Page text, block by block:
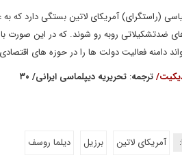
(راستگرای) آمریکای لاتین بستگی دارد که
ضدتشکیلاتی روبه رو شوند. که در این صورت
دامنه فعالیت دولت ها را در حوزه های
/ترجمه: تحریریه دیپلماسی ایرانی/ ۳۰
آمریکای لاتین برزیل دیلما روسف